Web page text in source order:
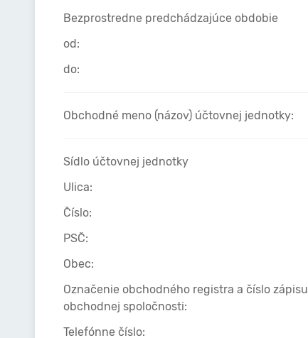
Bezprostredne predchádzajúce obdobie
od:
do:
Obchodné meno (názov) účtovnej jednotky:
Sídlo účtovnej jednotky
Ulica:
Číslo:
PSČ:
Obec:
Označenie obchodného registra a číslo zápisu
obchodnej spoločnosti:
Telefónne číslo: